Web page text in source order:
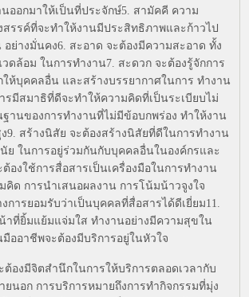
ออกมาให้เป็นที่ประจักษ์5. สามัคคี ความ
รรค์ที่จะทำให้งานมีประสิทธิภาพและก้าวไป
ย่างมั่นคง6. สะอาด จะต้องมีความสะอาด ทั้ง
ดล้อม ในการทำงาน7. สะดวก จะต้องรู้จักการ
ห้บุคคลอื่น และสร้างบรรยากาศในการ ทำงาน
รมีสมาธิที่ดีจะทำให้ความคิดที่เป็นระเบียบไม่
านของการทำงานที่ไม่มีข้อบกพร่อง ทำให้งาน
สร้างนิสัย จะต้องสร้างนิสัยที่ดีในการทำงาน
ย ในการอยู่ร่วมกันกับบุคคลอื่นในองค์กรและ
องใช้การสื่อสารเป็นเครื่องมือในการทำงาน
คิด การนำเสนอผลงาน การโน้มน้าวจูงใจ
การยอมรับว่าเป็นบุคคลที่สื่อสารได้ดีเยี่ยม11.
าที่ยิ้มแย้มแจ่มใส ทำงานอย่างมีความสุขใน
ออาชีพจะต้องมีบริการอยู่ในหัวใจ
องมีจิตสำนึกในการให้บริการตลอดเวลากับ
นอก การบริการหมายถึงการทำกิจกรรมที่มุ่ง